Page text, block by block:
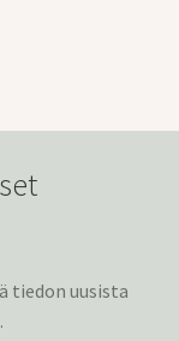
tiedon uusista